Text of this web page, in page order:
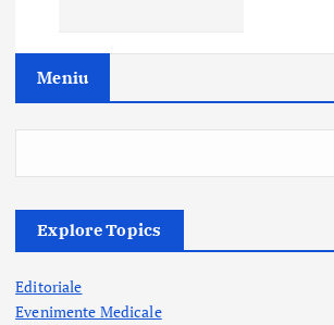
o
n
Meniu
Explore Topics
Editoriale
Evenimente Medicale